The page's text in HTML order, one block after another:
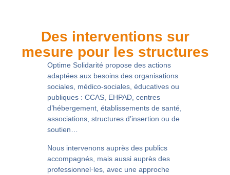
Des interventions sur
mesure pour les structures
Optime Solidarité propose des actions
adaptées aux besoins desorganisations
sociales, médico-sociales, éducatives ou
publiques : CCAS, EHPAD, centres
d’hébergement, établissements de santé,
associations, structures d’insertion ou de
soutien…
Nous intervenonsauprès des publics
accompagnés , mais aussiauprès des
professionnel·les , avec une approche